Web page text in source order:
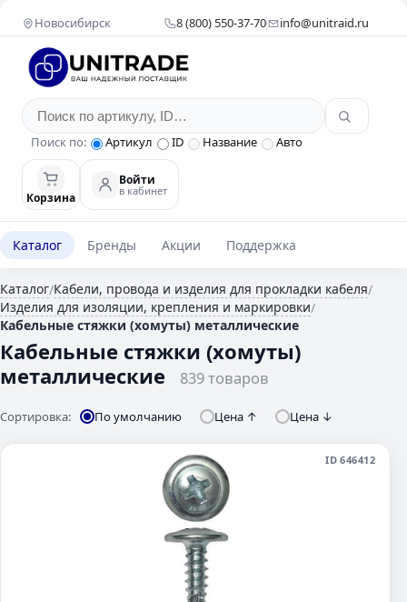
Новосибирск 8 (800) 550-37-70 info@unitraid.ru
Поиск по: Артикул ID Название Авто
Корзина
Войти
в кабинет
Каталог Бренды Акции Поддержка
Каталог/Кабели, провода и изделия для прокладки кабеля/
Изделия для изоляции, крепления и маркировки/
Кабельные стяжки (хомуты) металлические
Кабельные стяжки (хомуты)
металлические
839 товаров
Сортировка: По умолчанию Цена ↑ Цена ↓
ID 646412